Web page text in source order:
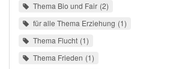
Thema Bio und Fair 2
für alle Thema Erziehung 1
Thema Flucht 1
Thema Frieden 1